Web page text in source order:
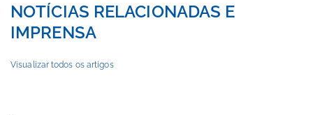
NOTÍCIAS RELACIONADAS E
IMPRENSA
Visualizar todos os artigos